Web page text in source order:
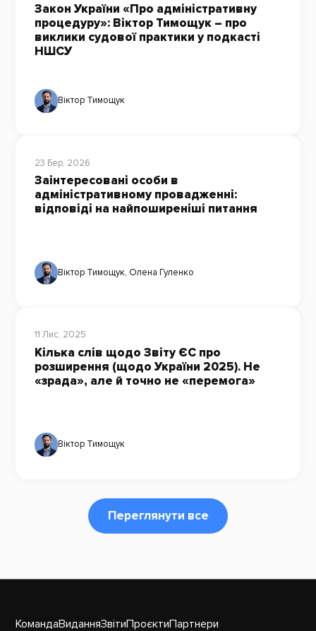
Закон України «Про адміністративну
процедуру»: Віктор Тимощук – про
виклики судової практики у подкасті
НШСУ
Віктор Тимощук
23 Бер, 2026
Заінтересовані особи в
адміністративному провадженні:
відповіді на найпоширеніші питання
Віктор Тимощук, Олена Гуленко
11 Лис, 2025
Кілька слів щодо Звіту ЄС про
розширення (щодо України 2025). Не
«зрада», але й точно не «перемога»
Віктор Тимощук
Переглянути все
КомандаВиданняЗвітиПроєктиПартнери